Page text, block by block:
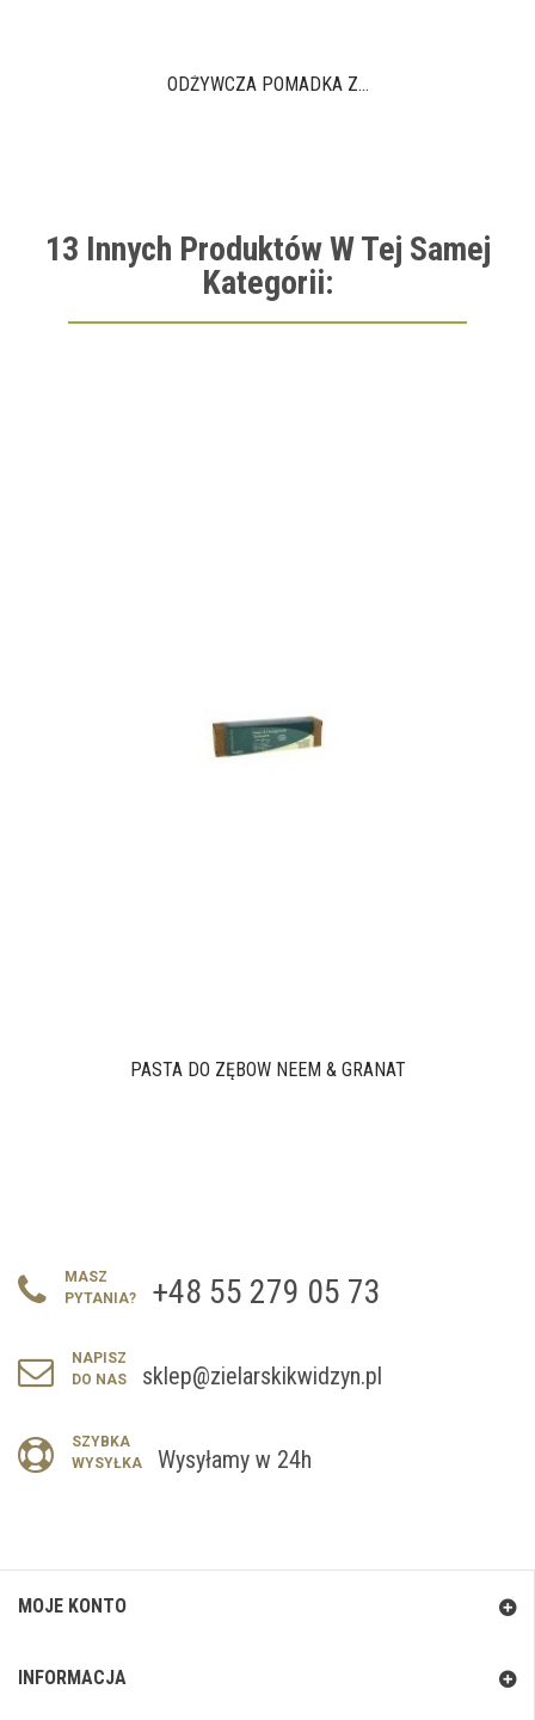
ODŻYWCZA POMADKA Z...
13 Innych Produktów W Tej Samej
Kategorii:
PASTA DO ZĘBÓW NEEM & GRANAT
MASZ
PYTANIA?
+48 55 279 05 73
NAPISZ
DO NAS
sklep@zielarskikwidzyn.pl
SZYBKA
WYSYŁKA
Wysyłamy w 24h
MOJE KONTO
INFORMACJA